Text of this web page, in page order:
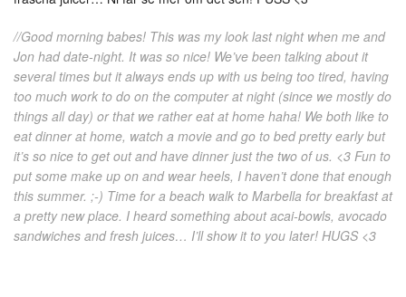
//Good morning babes! This was my look last night when me and
Jon had date-night. It was so nice! We’ve been talking about it
several times but it always ends up with us being too tired, having
too much work to do on the computer at night (since we mostly do
things all day) or that we rather eat at home haha! We both like to
eat dinner at home, watch a movie and go to bed pretty early but
it’s so nice to get out and have dinner just the two of us. <3 Fun to
put some make up on and wear heels, I haven’t done that enough
this summer. ;-) Time for a beach walk to Marbella for breakfast at
a pretty new place. I heard something about acai-bowls, avocado
sandwiches and fresh juices… I’ll show it to you later! HUGS <3